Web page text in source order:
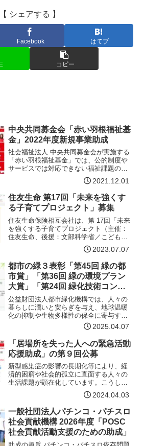
【 シェアする 】
Facebook はてブ
コピー
中央共同募金会「赤い羽根福祉基
金」2022年度新規事業助成
社会福祉法人 中央共同募金会が実施する
「赤い羽根福祉基金」では、公的制度や
サービスでは対応できない福祉課題の解
決に向けて、先駆的、モデル的で、今後
全国または広域的な広がりが期待できる
事業・活動に助成を行っています。この
たび本基金では、下記の…【詳細はコチ
ラ】
2021.12.01
住友生命 第17回「未来を強くす
る子育てプロジェクト」募集
住友生命保険相互会社は、第 17回「未来
を強くする子育てプロジェクト（主催：
住友生命、後援：文部科学省／こども家
庭庁）」（以下、「本プロジェクト」）
の募集を７月10日から開始します。本プ
ロジェクトは、「子育て支援活動の表
彰」「女性研究者への…【詳細はコチ
ラ】
2023.07.07
都市の緑３表彰「第45回 緑の都
市賞」「第36回 緑の環境プラン
大賞」「第24回 緑化技術コンク
ール」募集
公益財団法人都市緑化機構では、人々の
暮らしに潤いと安らぎを与え、地球温暖
化の抑制や生物多様性の保全に寄与する
都市の緑化保全と緑化推進の普及啓発を
目的に、これまで実施して参りました
「緑の環境プラン大賞」「緑の都市賞」
「緑化技術コンクール (旧…【詳細はコチ
ラ】
2025.04.07
「居場所を失った人への緊急活動
応援助成」の第９回公募
新型感染症の影響の長期化等により、経
済的困窮や社会的孤立に直面する人々の
生活課題が顕在化しています。こうした
人たちに対し、相談に乗り、必要な制度
の利用を支援する、居場所を提供する、
多様なツールを活用してつながりを作り
孤立を防ぐ、などの緊急支…【詳細はコ
チラ】
2024.04.03
一般社団法人パチンコ・パチスロ
社会貢献機構 2026年度「POSC
社会貢献活動支援のための助成」